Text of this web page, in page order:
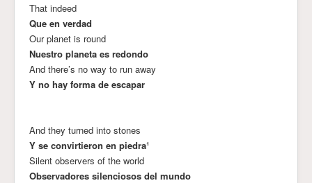
That indeed
Que en verdad
Our planet is round
Nuestro planeta es redondo
And there’s no way to run away
Y no hay forma de escapar
And they turned into stones
Y se convirtieron en piedra¹
Silent observers of the world
Observadores silenciosos del mundo